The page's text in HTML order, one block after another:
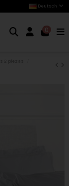
Deutsch
0